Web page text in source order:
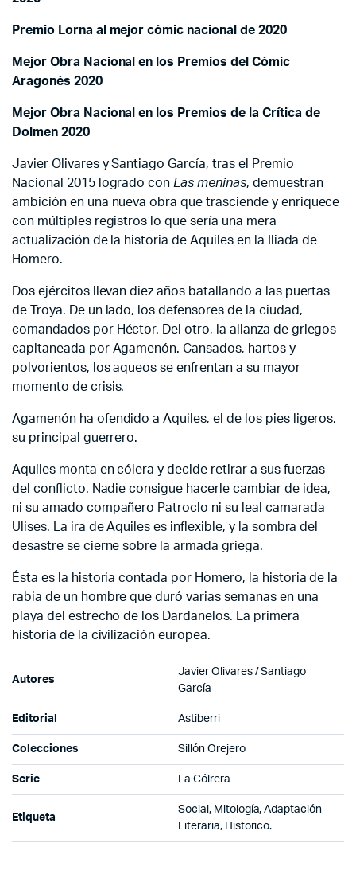
Premio Lorna al mejor cómic nacional de 2020
Mejor Obra Nacional en los Premios del Cómic
Aragonés 2020
Mejor Obra Nacional en los Premios de la Crítica de
Dolmen 2020
Javier Olivares y Santiago García, tras el Premio
Nacional 2015 logrado con Las meninas, demuestran
ambición en una nueva obra que trasciende y enriquece
con múltiples registros lo que sería una mera
actualización de la historia de Aquiles en la Iliada de
Homero.
Dos ejércitos llevan diez años batallando a las puertas
de Troya. De un lado, los defensores de la ciudad,
comandados por Héctor. Del otro, la alianza de griegos
capitaneada por Agamenón. Cansados, hartos y
polvorientos, los aqueos se enfrentan a su mayor
momento de crisis.
Agamenón ha ofendido a Aquiles, el de los pies ligeros,
su principal guerrero.
Aquiles monta en cólera y decide retirar a sus fuerzas
del conflicto. Nadie consigue hacerle cambiar de idea,
ni su amado compañero Patroclo ni su leal camarada
Ulises. La ira de Aquiles es inflexible, y la sombra del
desastre se cierne sobre la armada griega.
Ésta es la historia contada por Homero, la historia de la
rabia de un hombre que duró varias semanas en una
playa del estrecho de los Dardanelos. La primera
historia de la civilización europea.
Autores
Javier Olivares / Santiago
García
Editorial Astiberri
Colecciones Sillón Orejero
Serie La Cólrera
Etiqueta
Social, Mitología, Adaptación
Literaria, Historico.